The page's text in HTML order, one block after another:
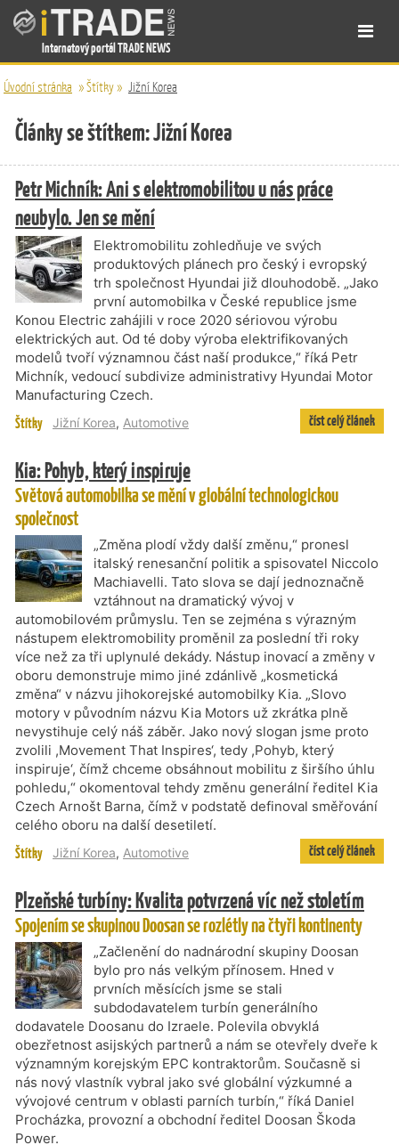
Internetový portál TRADE NEWS
Úvodní stránka »Štítky» Jižní Korea
Články se štítkem: Jižní Korea
Petr Michník: Ani s elektromobilitou u nás práce
neubylo. Jen se mění
Elektromobilitu zohledňuje ve svých
produktových plánech pro český i evropský
trh společnost Hyundai již dlouhodobě. „Jako
první automobilka v České republice jsme
Konou Electric zahájili v roce 2020 sériovou výrobu
elektrických aut. Od té doby výroba elektrifikovaných
modelů tvoří významnou část naší produkce,“ říká Petr
Michník, vedoucí subdivize administrativy Hyundai Motor
Manufacturing Czech.
Štítky Jižní Korea, Automotive číst celý článek
Kia: Pohyb, který inspiruje
Světová automobilka se mění v globální technologickou
společnost
„Změna plodí vždy další změnu,“ pronesl
italský renesanční politik a spisovatel Niccolo
Machiavelli. Tato slova se dají jednoznačně
vztáhnout na dramatický vývoj v
automobilovém průmyslu. Ten se zejména s výrazným
nástupem elektromobility proměnil za poslední tři roky
více než za tři uplynulé dekády. Nástup inovací a změny v
oboru demonstruje mimo jiné zdánlivě „kosmetická
změna“ v názvu jihokorejské automobilky Kia. „Slovo
motory v původním názvu Kia Motors už zkrátka plně
nevystihuje celý náš záběr. Jako nový slogan jsme proto
zvolili ,Movement That Inspires‘, tedy ,Pohyb, který
inspiruje‘, čímž chceme obsáhnout mobilitu z širšího úhlu
pohledu,“ okomentoval tehdy změnu generální ředitel Kia
Czech Arnošt Barna, čímž v podstatě definoval směřování
celého oboru na další desetiletí.
Štítky Jižní Korea, Automotive číst celý článek
Plzeňské turbíny: Kvalita potvrzená víc než stoletím
Spojením se skupinou Doosan se rozlétly na čtyři kontinenty
„Začlenění do nadnárodní skupiny Doosan
bylo pro nás velkým přínosem. Hned v
prvních měsících jsme se stali
subdodavatelem turbín generálního
dodavatele Doosanu do Izraele. Polevila obvyklá
obezřetnost asijských partnerů a nám se otevřely dveře k
významným korejským EPC kontraktorům. Současně si
nás nový vlastník vybral jako své globální výzkumné a
vývojové centrum v oblasti parních turbín,“ říká Daniel
Procházka, provozní a obchodní ředitel Doosan Škoda
Power.